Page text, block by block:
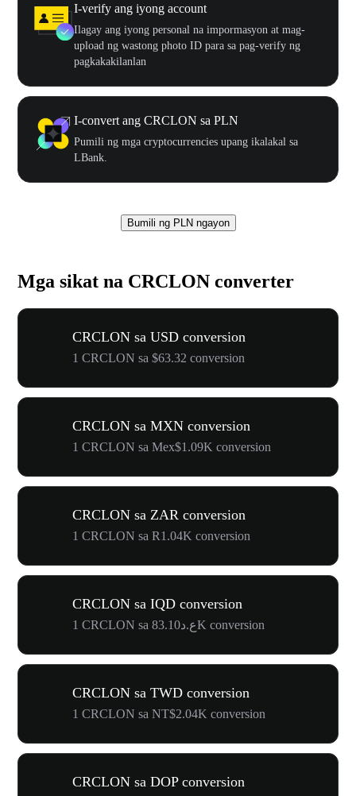
I-verify ang iyong account
Ilagay ang iyong personal na impormasyon at mag-
upload ng wastong photo ID para sa pag-verify ng
pagkakakilanlan
I-convert ang CRCLON sa PLN
Pumili ng mga cryptocurrencies upang ikalakal sa
LBank.
Bumili ng PLN ngayon
Mga sikat na CRCLON converter
CRCLON sa USD conversion
1 CRCLON sa $63.32 conversion
CRCLON sa MXN conversion
1 CRCLON sa Mex$1.09K conversion
CRCLON sa ZAR conversion
1 CRCLON sa R1.04K conversion
CRCLON sa IQD conversion
1 CRCLON sa ع.د83.10K conversion
CRCLON sa TWD conversion
1 CRCLON sa NT$2.04K conversion
CRCLON sa DOP conversion